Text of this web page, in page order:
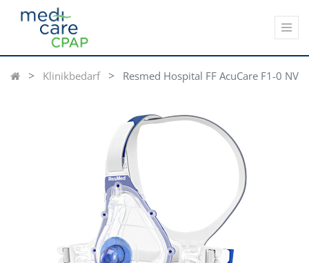
Klinikbedarf Resmed Hospital FF AcuCare F1-0 NV